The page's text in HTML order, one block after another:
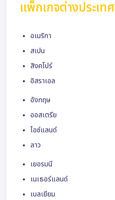
แพ็กเกจต่างประเทศ
อเมริกา
สเปน
สิงคโปร์
อิสราเอล
อังกฤษ
ออสเตรีย
ไอซ์แลนด์
ลาว
เยอรมนี
เนเธอร์แลนด์
เบลเยียม